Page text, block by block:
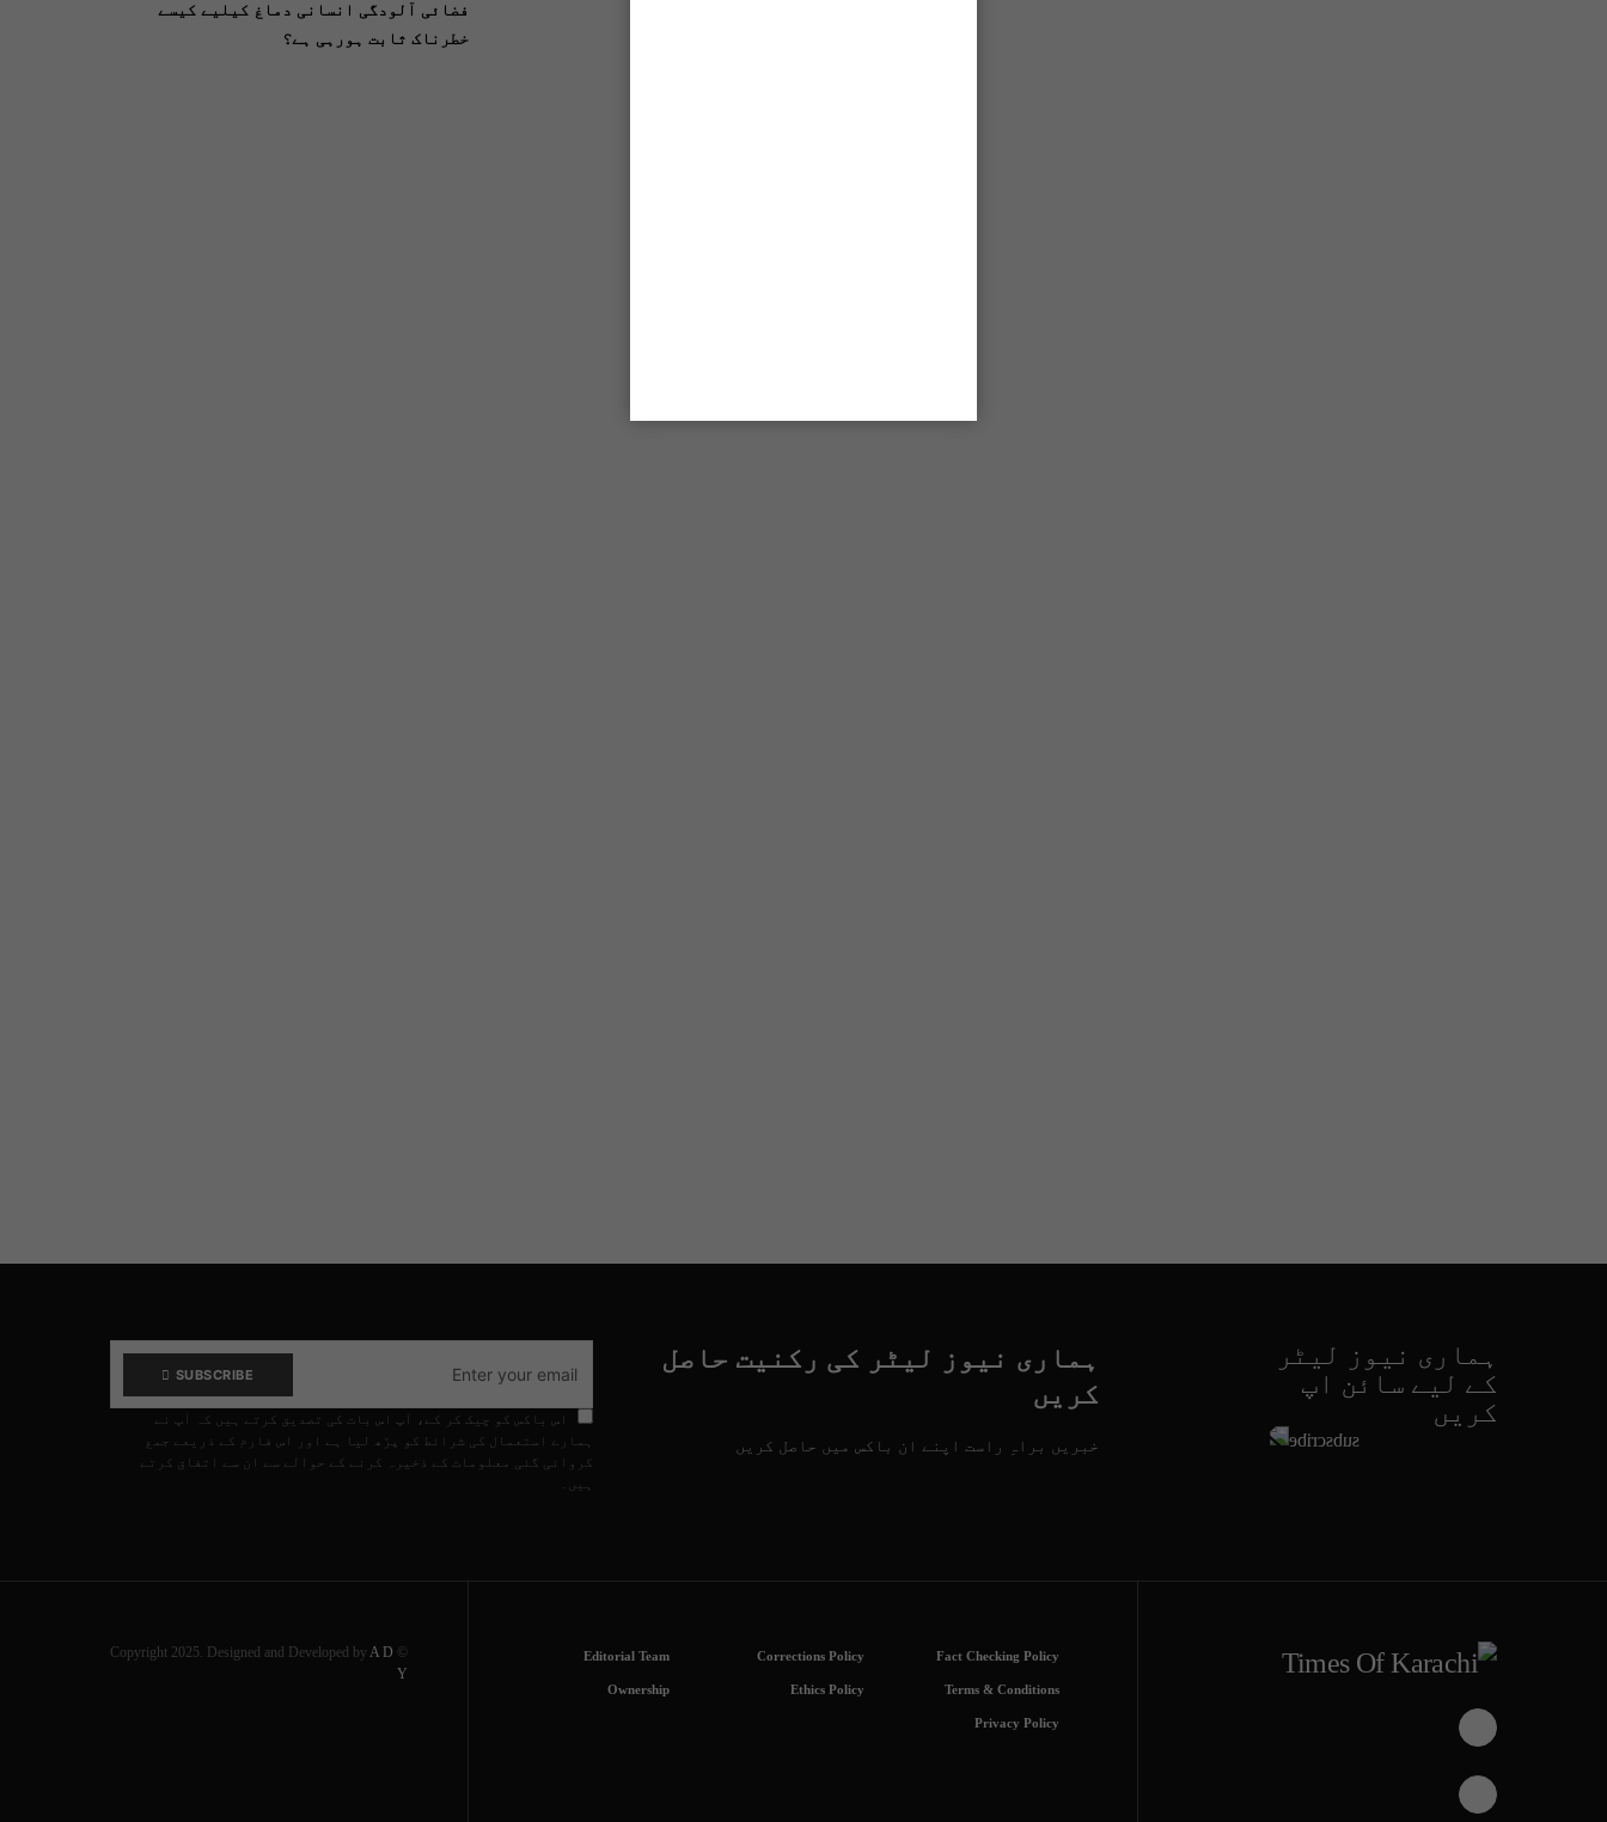
فضائی آلودگی انسانی دماغ کیلیے کیسے
خطرناک ثابت ہورہی ہے؟
ہماری نیوز لیٹر
کے لیے سائن اپ
کریں
ہماری نیوز لیٹر کی رکنیت حاصل
کریں
خبریں براہِ راست اپنے ان باکس میں حاصل کریں
SUBSCRIBE
اس باکس کو چیک کر کے، آپ اس بات کی تصدیق کرتے ہیں کہ آپ نے
ہمارے استعمال کی شرائط کو پڑھ لیا ہے اور اس فارم کے ذریعے جمع
کروائی گئی معلومات کے ذخیرہ کرنے کے حوالے سے ان سے اتفاق کرتے
ہیں۔
Fact Checking Policy
Corrections Policy
Editorial Team
Terms & Conditions
Ethics Policy
Ownership
Privacy Policy
© Copyright 2025. Designed and Developed by
A D
Y